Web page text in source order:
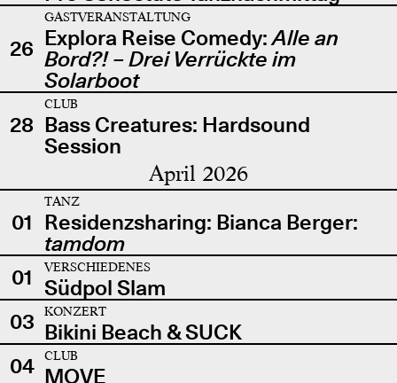
26
GASTVERANSTALTUNG
Explora Reise Comedy:Alle an
Bord?! – Drei Verrückte im
Solarboot
28
CLUB
Bass Creatures: Hardsound
Session
April 2026
01
TANZ
Residenzsharing: Bianca Berger:
tamdom
01
VERSCHIEDENES
Südpol Slam
03
KONZERT
Bikini Beach & SUCK
04
CLUB
MOVE